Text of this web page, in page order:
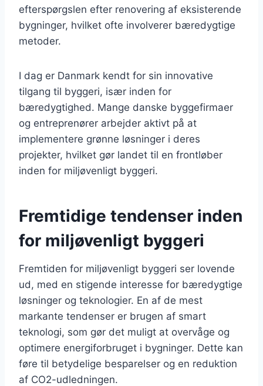
efterspørgslen efter renovering af eksisterende
bygninger, hvilket ofte involverer bæredygtige
metoder.
I dag er Danmark kendt for sin innovative
tilgang til byggeri, især inden for
bæredygtighed. Mange danske byggefirmaer
og entreprenører arbejder aktivt på at
implementere grønne løsninger i deres
projekter, hvilket gør landet til en frontløber
inden for miljøvenligt byggeri.
Fremtidige tendenser inden
for miljøvenligt byggeri
Fremtiden for miljøvenligt byggeri ser lovende
ud, med en stigende interesse for bæredygtige
løsninger og teknologier. En af de mest
markante tendenser er brugen af smart
teknologi, som gør det muligt at overvåge og
optimere energiforbruget i bygninger. Dette kan
føre til betydelige besparelser og en reduktion
af CO2-udledningen.